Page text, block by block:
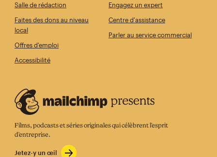
Salle de rédaction
Faites des dons au niveau
local
Offres d'emploi
Accessibilité
Engagez un expert
Centre d'assistance
Parler au service commercial
Films, podcasts et séries originales qui célèbrent l'esprit
d'entreprise.
Jetez-y un œil